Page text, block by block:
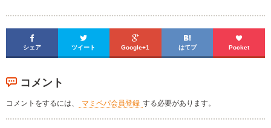

シェア

ツイート

Google+1

はてブ

Pocket
コメント
コメントをするには、 マミペパ会員登録 する必要があります。